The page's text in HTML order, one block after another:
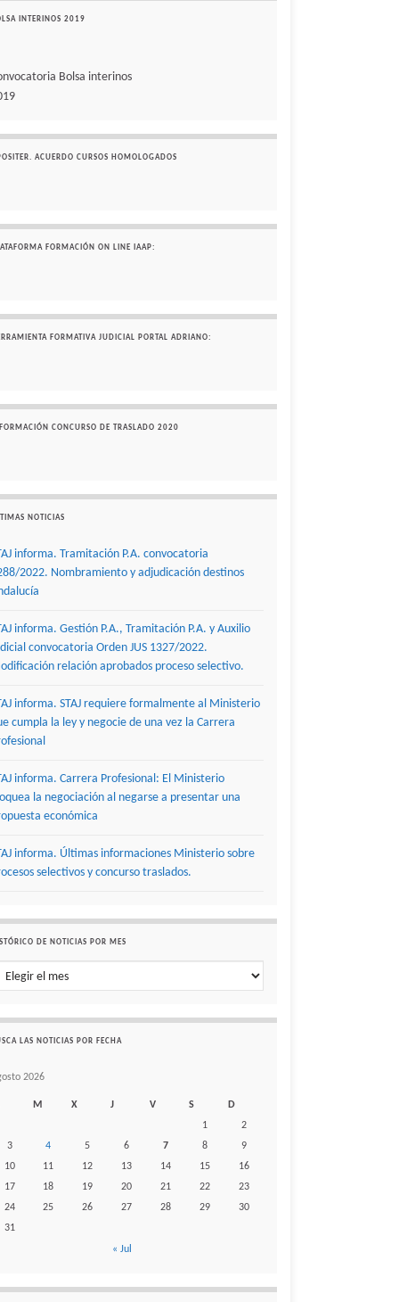
INTERINOS 2019
Bolsa interinos
ACUERDO CURSOS HOMOLOGADOS
FORMACIÓN ON LINE IAAP:
FORMATIVA JUDICIAL PORTAL ADRIANO:
CONCURSO DE TRASLADO 2020
NOTICIAS
informa. Tramitación P.A. convocatoria
2022. Nombramiento y adjudicación destinos
informa. Gestión P.A., Tramitación P.A. y Auxilio
convocatoria Orden JUS 1327/2022.
relación aprobados proceso selectivo.
informa. STAJ requiere formalmente al Ministerio
cumpla la ley y negocie de una vez la Carrera
informa. Carrera Profesional: El Ministerio
la negociación al negarse a presentar una
económica
informa. Últimas informaciones Ministerio sobre
selectivos y concurso traslados.
DE NOTICIAS POR MES
de noticias por mes
LAS NOTICIAS POR FECHA
2026
M X J V S
D
1
2
3
4 5 6 7 8
9
10
11 12 13 14 15
16
17
18 19 20 21 22
23
24
25 26 27 28 29
30
31
« Jul